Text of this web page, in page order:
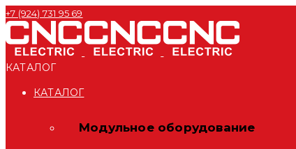
+7 (924) 731 95 69
КАТАЛОГ
КАТАЛОГ
Модульное оборудование